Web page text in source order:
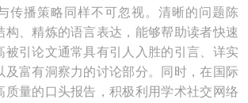
传播策略同样不可忽视。清晰的问题陈
构、精炼的语言表达，能够帮助读者快速
被引论文通常具有引人入胜的引言、详实
及富有洞察力的讨论部分。同时，在国际
质量的口头报告，积极利用学术社交网络